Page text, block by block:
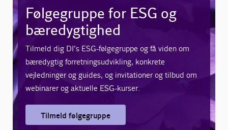
Følgegruppe for ESG og
bæredygtighed
Tilmeld dig DI’s ESG-følgegruppe og få viden om
bæredygtig forretningsudvikling, konkrete
vejledninger og guides, og invitationer og tilbud om
webinarer og aktuelle ESG-kurser.
Tilmeld følgegruppe